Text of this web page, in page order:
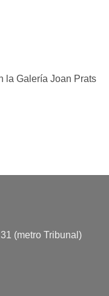
la Galería Joan Prats
(metro Tribunal)